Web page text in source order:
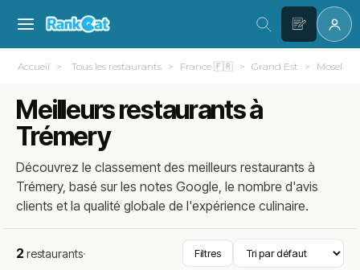
Accueil Tous les restaurants France 🇫🇷 Grand Est Moselle
Meilleurs restaurants à
Trémery
Découvrez le classement des meilleurs restaurants à
Trémery, basé sur les notes Google, le nombre d'avis
clients et la qualité globale de l'expérience culinaire.
2 restaurants· Filtres